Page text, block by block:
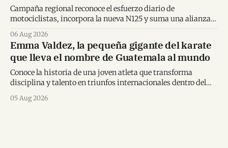
Campaña regional reconoce el esfuerzo diario de
motociclistas, incorpora la nueva N125 y suma una alianza
06 Aug 2026
Emma Valdez, la pequeña gigante del karate
que lleva el nombre de Guatemala al mundo
Conoce la historia de una joven atleta que transforma
disciplina y talento en triunfos internacionales dentro del
05 Aug 2026